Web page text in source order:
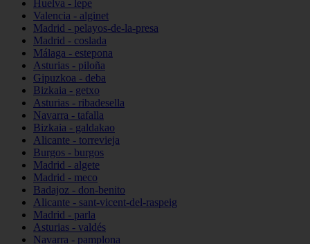
Huelva - lepe
Valencia - alginet
Madrid - pelayos-de-la-presa
Madrid - coslada
Málaga - estepona
Asturias - piloña
Gipuzkoa - deba
Bizkaia - getxo
Asturias - ribadesella
Navarra - tafalla
Bizkaia - galdakao
Alicante - torrevieja
Burgos - burgos
Madrid - algete
Madrid - meco
Badajoz - don-benito
Alicante - sant-vicent-del-raspeig
Madrid - parla
Asturias - valdés
Navarra - pamplona